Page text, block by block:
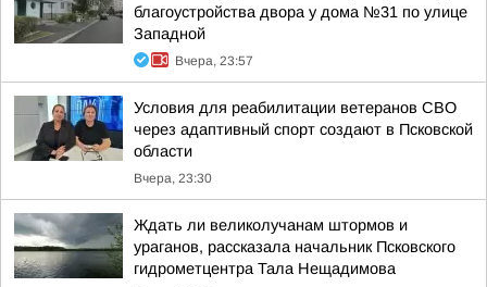
благоустройства двора у дома №31 по улице
Западной
Вчера, 23:57
Условия для реабилитации ветеранов СВО
через адаптивный спорт создают в Псковской
области
Вчера, 23:30
Ждать ли великолучанам штормов и
ураганов, рассказала начальник Псковского
гидрометцентра Тала Нещадимова